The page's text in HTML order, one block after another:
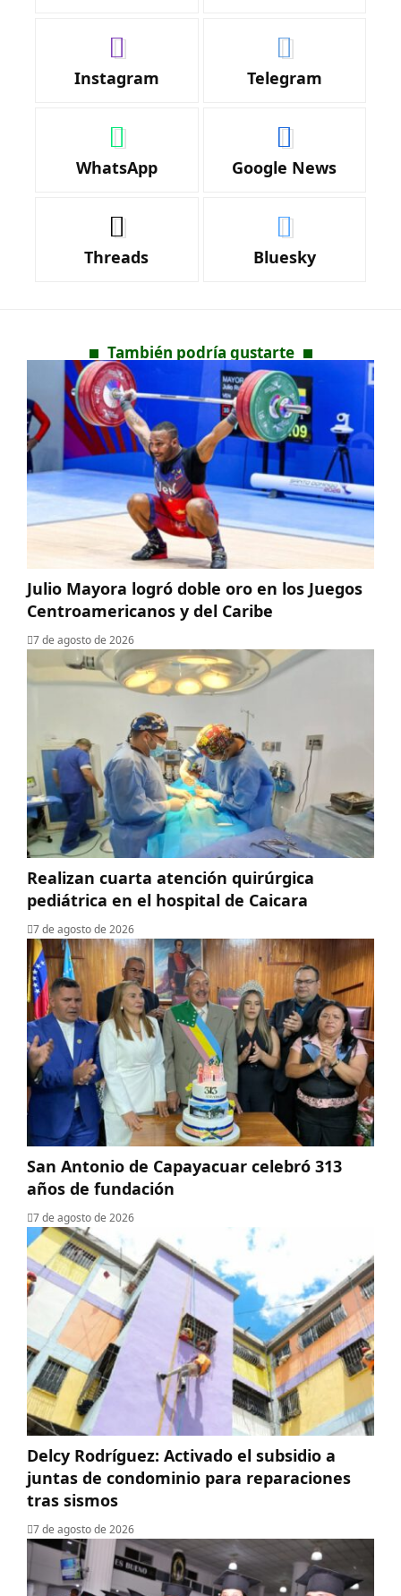
Instagram Telegram
WhatsApp Google News
Threads Bluesky
También podría gustarte
Julio Mayora logró doble oro en los Juegos
Centroamericanos y del Caribe
7 de agosto de 2026
Realizan cuarta atención quirúrgica
pediátrica en el hospital de Caicara
7 de agosto de 2026
San Antonio de Capayacuar celebró 313
años de fundación
7 de agosto de 2026
Delcy Rodríguez: Activado el subsidio a
juntas de condominio para reparaciones
tras sismos
7 de agosto de 2026